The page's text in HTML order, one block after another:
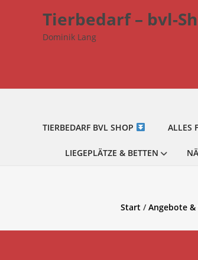
Tierbedarf – bvl-
Dominik Lang
TIERBEDARF BVL SHOP ALLES
LIEGEPLÄTZE & BETTEN
Start/Angebote &